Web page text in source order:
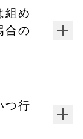
組め
合の
つ行